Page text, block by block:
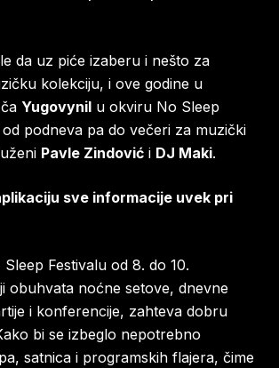
da uz piće izaberu i nešto za
kolekciju, i ove godine u
Yugovynilu okviru No Sleep
podneva pa do večeri za muzički
Pavle Zindovići DJ Maki.
sve informacije uvek pri
Festivalu od 8. do 10.
obuhvata noćne setove, dnevne
i konferencije, zahteva dobru
bi se izbeglo nepotrebno
satnica i programskih flajera, čime